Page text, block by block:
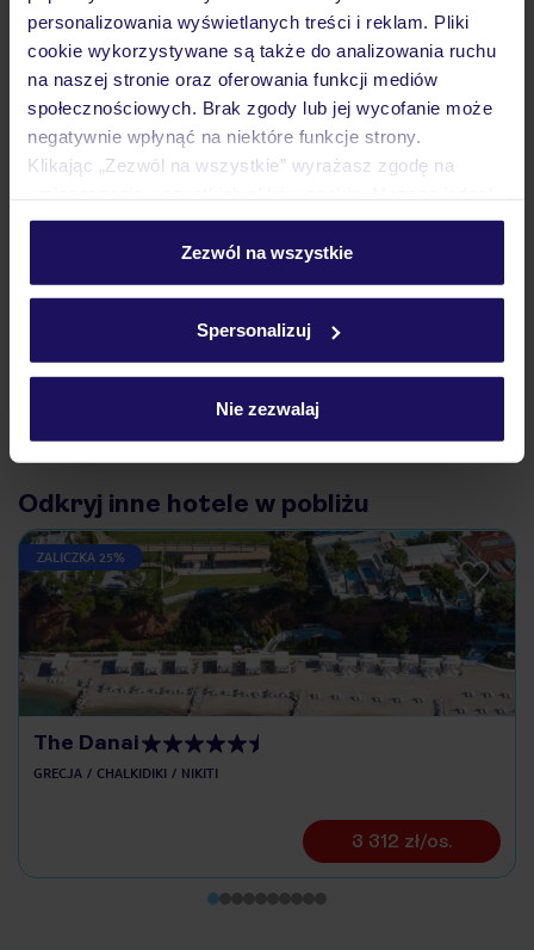
personalizowania wyświetlanych treści i reklam. Pliki
cookie wykorzystywane są także do analizowania ruchu
na naszej stronie oraz oferowania funkcji mediów
społecznościowych. Brak zgody lub jej wycofanie może
negatywnie wpłynąć na niektóre funkcje strony.
Klikając „Zezwól na wszystkie” wyrażasz zgodę na
personalizować swój wybór wchodząc w zakładkę
Szczegółowe informacje o plikach cookie znajdziesz
Zezwól na wszystkie
Spersonalizuj
Nie zezwalaj
Atrakcje
Ważne informacje
Często zadawane pytania
Jak zmienić uczestników/osobę zgłaszającą?
Czy w Hotelu będzie przedstawiciel TUI?
pokładowe/bilety lotnicze?
Zobacz więcej
Odkryj inne hotele w pobliżu
ZALICZKA 25%
The Danai
GRECJA CHALKIDIKI NIKITI
3 312 zł/os.